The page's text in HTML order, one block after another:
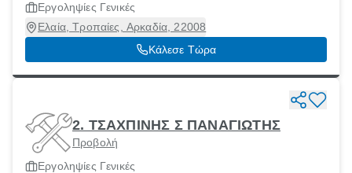
Εργοληψίες Γενικές
Ελαία, Τροπαίες, Αρκαδία, 22008
Κάλεσε Τώρα
2. ΤΣΑΧΠΙΝΗΣ Σ ΠΑΝΑΓΙΩΤΗΣ
Προβολή
Εργοληψίες Γενικές